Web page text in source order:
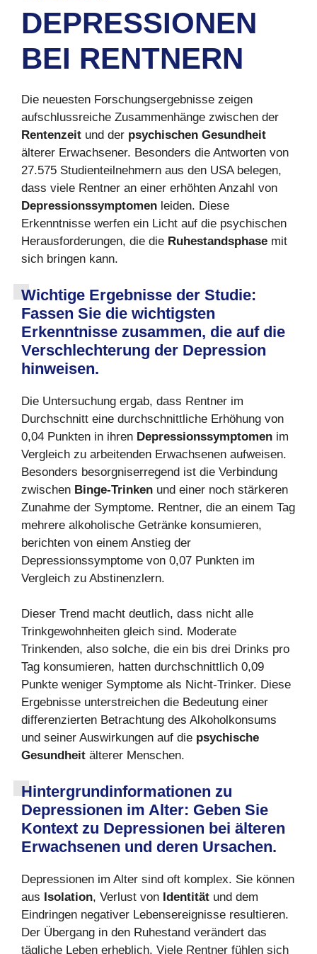
DEPRESSIONEN
BEI RENTNERN
Die neuesten Forschungsergebnisse zeigen
aufschlussreiche Zusammenhänge zwischen der
Rentenzeit und der psychischen Gesundheit
älterer Erwachsener. Besonders die Antworten von
27.575 Studienteilnehmern aus den USA belegen,
dass viele Rentner an einer erhöhten Anzahl von
Depressionssymptomen leiden. Diese
Erkenntnisse werfen ein Licht auf die psychischen
Herausforderungen, die die Ruhestandsphase mit
sich bringen kann.
Wichtige Ergebnisse der Studie:
Fassen Sie die wichtigsten
Erkenntnisse zusammen, die auf die
Verschlechterung der Depression
hinweisen.
Die Untersuchung ergab, dass Rentner im
Durchschnitt eine durchschnittliche Erhöhung von
0,04 Punkten in ihren Depressionssymptomen im
Vergleich zu arbeitenden Erwachsenen aufweisen.
Besonders besorgniserregend ist die Verbindung
zwischen Binge-Trinken und einer noch stärkeren
Zunahme der Symptome. Rentner, die an einem Tag
mehrere alkoholische Getränke konsumieren,
berichten von einem Anstieg der
Depressionssymptome von 0,07 Punkten im
Vergleich zu Abstinenzlern.
Dieser Trend macht deutlich, dass nicht alle
Trinkgewohnheiten gleich sind. Moderate
Trinkenden, also solche, die ein bis drei Drinks pro
Tag konsumieren, hatten durchschnittlich 0,09
Punkte weniger Symptome als Nicht-Trinker. Diese
Ergebnisse unterstreichen die Bedeutung einer
differenzierten Betrachtung des Alkoholkonsums
und seiner Auswirkungen auf die psychische
Gesundheit älterer Menschen.
Hintergrundinformationen zu
Depressionen im Alter: Geben Sie
Kontext zu Depressionen bei älteren
Erwachsenen und deren Ursachen.
Depressionen im Alter sind oft komplex. Sie können
aus Isolation, Verlust von Identität und dem
Eindringen negativer Lebensereignisse resultieren.
Der Übergang in den Ruhestand verändert das
tägliche Leben erheblich. Viele Rentner fühlen sich